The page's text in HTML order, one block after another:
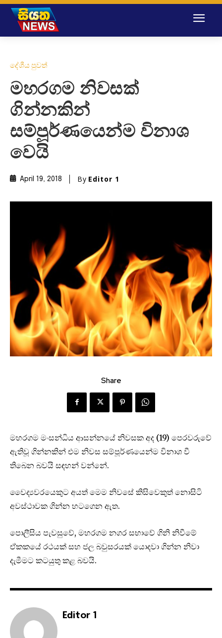
දේශීය පුවත්
මහරගම නිවසක්
ගින්නකින්
සම්පූර්ණයෙන්ම විනාශ
වෙයි
April 19, 2018 By Editor 1
Share
මහරගම මංසන්ධිය ආසන්නයේ නිවසක අද (19) පෙරවරුවේ
ඇතිවූ ගින්නකින් එම නිවස සම්පූර්ණයෙන්ම විනාශ වී
තිබෙන බවයි සඳහන් වන්නේ.
වෛද්‍යවරයෙකුට අයත් මෙම නිවසේ කිසිවෙකුත් නොසිටි
අවස්ථාවක ගින්න හටගෙන ඇත.
පොලීසිය පැවසුවේ, මහරගම නගර සභාවේ ගිනි නිවීමේ
ඒකකයේ රථයක් සහ ජල බවුසරයක් යොදවා ගින්න නිවා
දැමීමට කටයුතු කළ බවයි.
Editor 1